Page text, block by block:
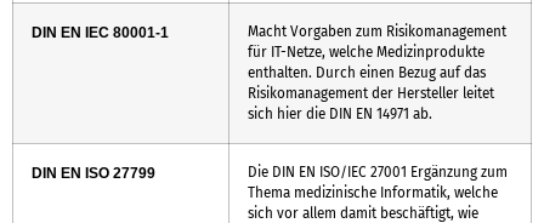
DIN EN IEC 80001-1
Macht Vorgaben zum Risikomanagement
für IT-Netze, welche Medizinprodukte
enthalten. Durch einen Bezug auf das
Risikomanagement der Hersteller leitet
sich hier die DIN EN 14971 ab.
DIN EN ISO 27799
Die DIN EN ISO/IEC 27001 Ergänzung zum
Thema medizinische Informatik, welche
sich vor allem damit beschäftigt, wie